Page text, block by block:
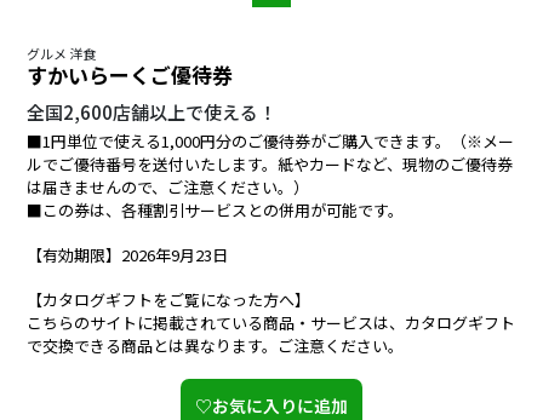
グルメ 洋食
すかいらーくご優待券
全国2,600店舗以上で使える！
■1円単位で使える1,000円分のご優待券がご購入できます。（※メー
ルでご優待番号を送付いたします。紙やカードなど、現物のご優待券
は届きませんので、ご注意ください。）
■この券は、各種割引サービスとの併用が可能です。
【有効期限】2026年9月23日
【カタログギフトをご覧になった方へ】
こちらのサイトに掲載されている商品・サービスは、カタログギフト
で交換できる商品とは異なります。ご注意ください。
♡お気に入りに追加